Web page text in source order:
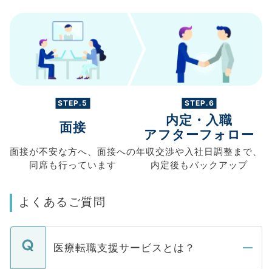
STEP.5
面接
面接が不安な方へ、 面接への
同席も行っています
STEP.6
内定・入職
アフターフォロー
年収交渉や入社日調整まで、
内定後もバックアップ
よくあるご質問
医療転職支援サービスとは？